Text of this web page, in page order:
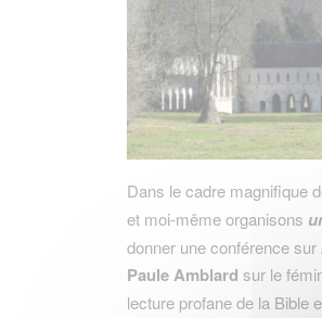
Dans le cadre magnifique
et moi-même organisons
donner une conférence sur
Paule Amblard sur le
lecture profane de la Bible